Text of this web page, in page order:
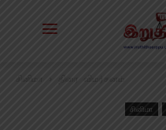
திரை விமர்சனம்
சினிமா